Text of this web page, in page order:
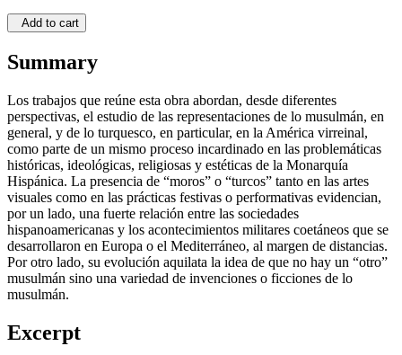
Add to cart
Summary
Los trabajos que reúne esta obra abordan, desde diferentes
perspectivas, el estudio de las representaciones de lo musulmán, en
general, y de lo turquesco, en particular, en la América virreinal,
como parte de un mismo proceso incardinado en las problemáticas
históricas, ideológicas, religiosas y estéticas de la Monarquía
Hispánica. La presencia de “moros” o “turcos” tanto en las artes
visuales como en las prácticas festivas o performativas evidencian,
por un lado, una fuerte relación entre las sociedades
hispanoamericanas y los acontecimientos militares coetáneos que se
desarrollaron en Europa o el Mediterráneo, al margen de distancias.
Por otro lado, su evolución aquilata la idea de que no hay un “otro”
musulmán sino una variedad de invenciones o ficciones de lo
musulmán.
Excerpt